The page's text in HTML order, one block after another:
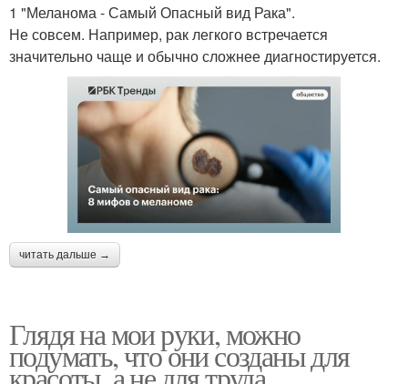
1 "Меланома - Самый Опасный вид Рака".
Не совсем. Например, рак легкого встречается
значительно чаще и обычно сложнее диагностируется.
читать дальше →
Глядя на мои руки, можно
подумать, что они созданы для